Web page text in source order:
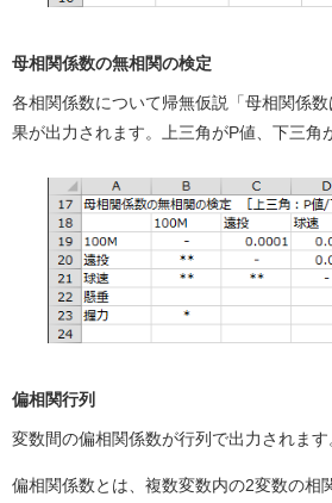
母相関係数の無相関の検定
各相関係数について帰無仮説「母相関係
果が出力されます。上三角がP値、下三角
偏相関行列
変数間の偏相関係数が行列で出力されます
偏相関係数とは、複数変数内の2変数の相